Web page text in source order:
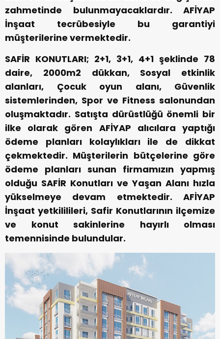
zahmetinde bulunmayacaklardır. AFİYAP
İnşaat tecrübesiyle bu garantiyi
müşterilerine vermektedir.
SAFİR KONUTLARI; 2+1, 3+1, 4+1 şeklinde 78
daire, 2000m2 dükkan, Sosyal etkinlik
alanları, Çocuk oyun alanı, Güvenlik
sistemlerinden, Spor ve Fitness salonundan
oluşmaktadır. Satışta dürüstlüğü önemli bir
ilke olarak gören AFİYAP alıcılara yaptığı
ödeme planları kolaylıkları ile de dikkat
çekmektedir. Müşterilerin bütçelerine göre
ödeme planları sunan firmamızın yapmış
olduğu SAFİR Konutları ve Yaşan Alanı hızla
yükselmeye devam etmektedir. AFİYAP
İnşaat yetkililileri, Safir Konutlarının ilçemize
ve konut sakinlerine hayırlı olması
temennisinde bulundular.